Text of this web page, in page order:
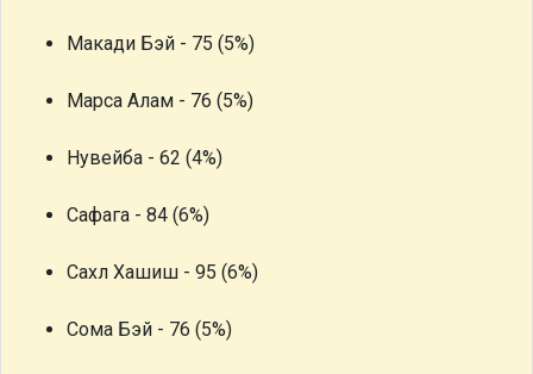
Макади Бэй - 75 (5%)
Марса Алам - 76 (5%)
Нувейба - 62 (4%)
Сафага - 84 (6%)
Сахл Хашиш - 95 (6%)
Сома Бэй - 76 (5%)